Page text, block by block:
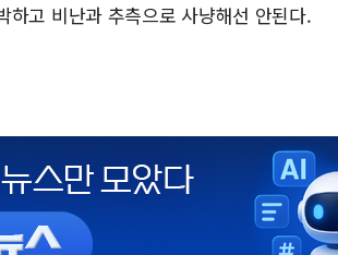
고 비난과 추측으로 사냥해선 안된다.